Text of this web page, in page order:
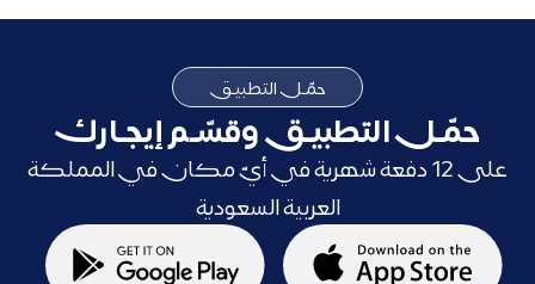
حمّـل التطبيـق
حمّـل التطبيـق وقسّـم إيجـارك
على 12 دفعة شهرية في أيّ مكان في المملكة
العربية السعودية